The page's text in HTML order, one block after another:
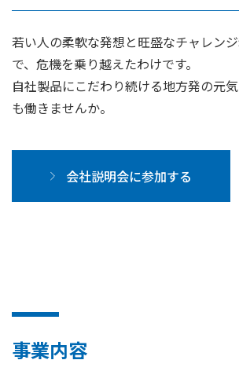
若い人の柔軟な発想と旺盛なチャレン
で、危機を乗り越えたわけです。
自社製品にこだわり続ける地方発の元
も働きませんか。
会社説明会に参加する
事業内容